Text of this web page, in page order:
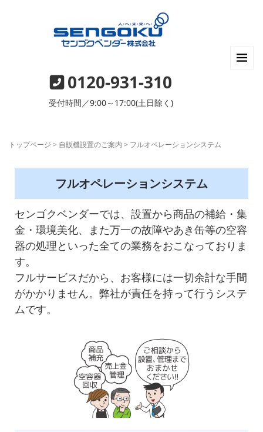
0120-931-310
受付時間／9:00～17:00(土日除く)
トップページ > 自販機設置のご案内 > フルオペレーションシステム
フルオペレーションシステム
センゴクベンダーでは、設置から商品の補給・集
金・環境美化、また万一の故障やあき缶等の空容
器の処理といった全ての業務をおこなっておりま
す。
フルサービスだから、お客様には一切余計な手間
がかかりません。弊社が責任を持って行うシステ
ムです。